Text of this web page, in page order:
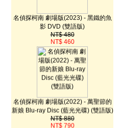
影 DVD (雙語版)
NT$ 480
NT$ 460
新娘 Blu-ray Disc (藍光光碟) (雙語版)
NT$ 880
NT$ 790